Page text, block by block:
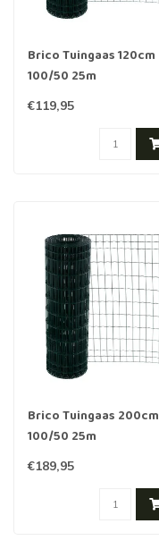
Brico Tuingaas 120cm
100/50 25m
€119,95
Brico Tuingaas 200cm
100/50 25m
€189,95